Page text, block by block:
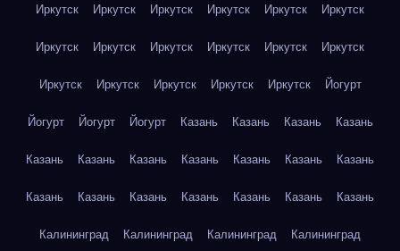
Иркутск Иркутск Иркутск Иркутск Иркутск Иркутск
Иркутск Иркутск Иркутск Иркутск Иркутск Иркутск
Иркутск Иркутск Иркутск Иркутск Иркутск Йогурт
Йогурт Йогурт Йогурт Казань Казань Казань Казань
Казань Казань Казань Казань Казань Казань Казань
Казань Казань Казань Казань Казань Казань Казань
Калининград Калининград Калининград Калининград